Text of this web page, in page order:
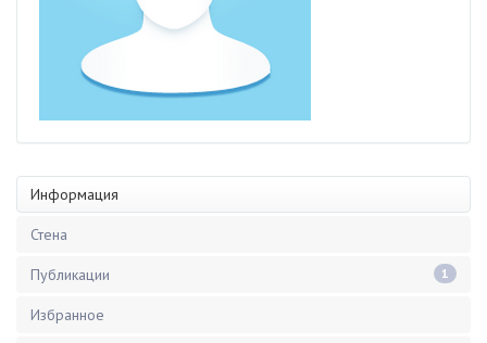
Информация
Стена
Публикации 1
Избранное